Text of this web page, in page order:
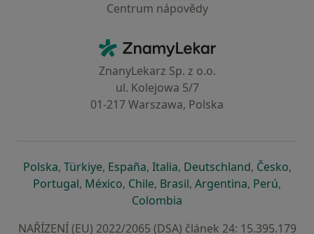
Centrum nápovědy
ZnamyLekar - Hlavní stránka
ZnanyLekarz Sp. z o.o.
ul. Kolejowa 5/7
01-217 Warszawa, Polska
Polskase otevře v nové záložce
, Türkiyese otevře v nové záložce
, Españase otevře v nové záložce
, Italiase otevře v nové záložce
, Deutschlandse otevře v
, Českose
,
Portugalse otevře v nové záložce
, Méxicose otevře v nové záložce
, Chilese otevře v nové záložce
, Brasilse otevře v nové
, Argentinase otevře v
, Perúse
,
Colombia
NAŘÍZENÍ (EU) 2022/2065 (DSA) článek 24: 15.395.179